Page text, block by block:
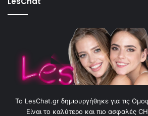
To LesChat.gr δημιουργήθηκε για τις
Είναι το καλύτερο και πιο ασφαλές